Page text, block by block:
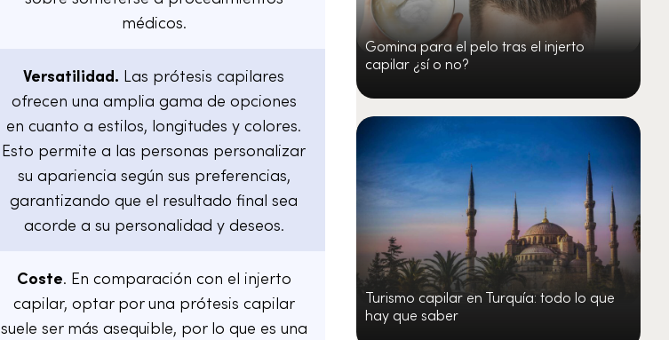
médicos.
Versatilidad. Las prótesis capilares
ofrecen una amplia gama de opciones
en cuanto a estilos, longitudes y colores.
Esto permite a las personas personalizar
su apariencia según sus preferencias,
garantizando que el resultado final sea
acorde a su personalidad y deseos.
Coste. En comparación con el injerto
capilar, optar por una prótesis capilar
suele ser más asequible, por lo que es una
Gomina para el pelo tras el injerto
capilar ¿sí o no?
Turismo capilar en Turquía: todo lo que
hay que saber